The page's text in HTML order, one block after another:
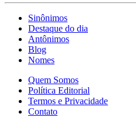
Sinônimos
Destaque do dia
Antônimos
Blog
Nomes
Quem Somos
Política Editorial
Termos e Privacidade
Contato